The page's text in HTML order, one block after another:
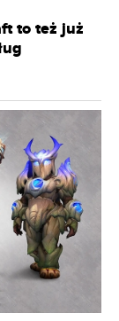
to też już